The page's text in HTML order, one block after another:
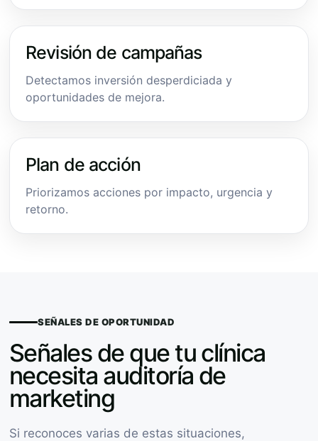
Revisión de campañas
Detectamos inversión desperdiciada y
oportunidades de mejora.
Plan de acción
Priorizamos acciones por impacto, urgencia y
retorno.
SEÑALES DE OPORTUNIDAD
Señales de que tu clínica
necesita auditoría de
marketing
Si reconoces varias de estas situaciones,